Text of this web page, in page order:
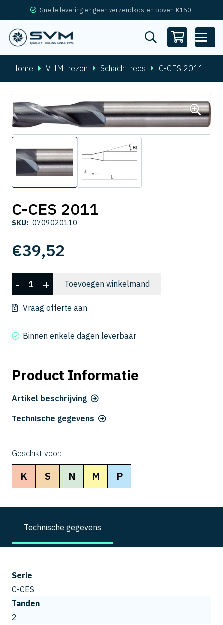
Snelle levering en geen verzendkosten boven €150.
Home VHM frezen Schachtfrees C-CES 2011
C-CES 2011
SKU: 0709020110
€39,52
CES
2011
- + Toevoegen winkelmand
Vraag offerte aan
Binnen enkele dagen leverbaar
Product Informatie
Artikel beschrijving
Technische gegevens
Geschikt voor:
K S N M P
Technische gegevens
Serie
C-CES
Tanden
2